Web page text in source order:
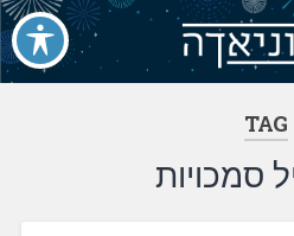
TAG
סמכויות